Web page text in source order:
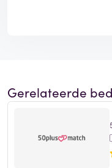
Gerelateerde